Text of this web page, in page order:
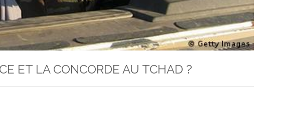
ET LA CONCORDE AU TCHAD ?